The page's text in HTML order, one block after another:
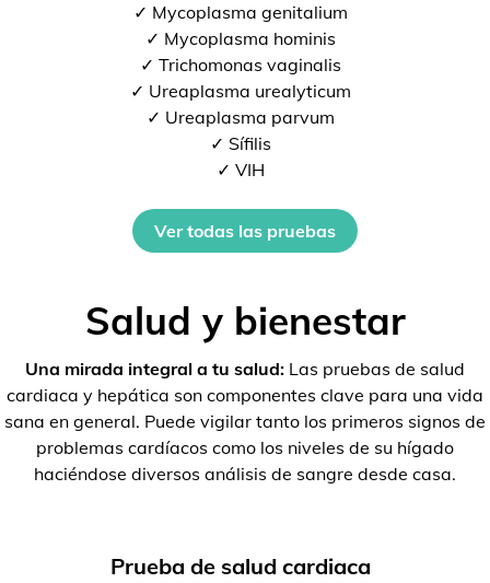
✓ Mycoplasma genitalium
✓ Mycoplasma hominis
✓ Trichomonas vaginalis
✓ Ureaplasma urealyticum
✓ Ureaplasma parvum
✓ Sífilis
✓ VIH
Ver todas las pruebas
Salud y bienestar
Una mirada integral a tu salud: Las pruebas de salud
cardiaca y hepática son componentes clave para una vida
sana en general. Puede vigilar tanto los primeros signos de
problemas cardíacos como los niveles de su hígado
haciéndose diversos análisis de sangre desde casa.
Prueba de salud cardiaca